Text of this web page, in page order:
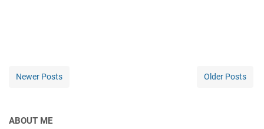
Newer Posts Older Posts
ABOUT ME